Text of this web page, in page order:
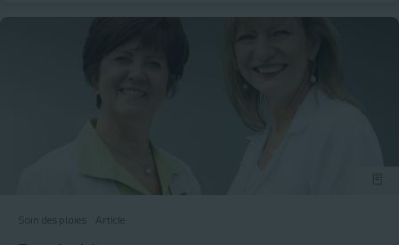
Soin des plaies Article